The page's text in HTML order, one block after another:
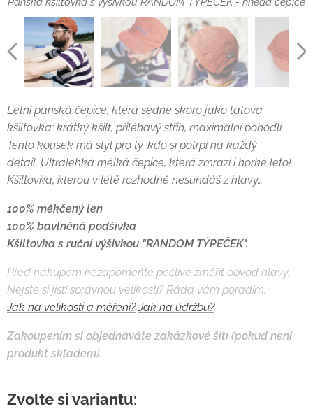
Letní pánská čepice, která sedne skoro jako tátova
kšiltovka: krátký kšilt, přiléhavý střih, maximální pohodlí.
Tento kousek má styl pro ty, kdo si potrpí na každý
detail. Ultralehká mělká čepice, která zmrazí i horké léto!
Kšiltovka, kterou v létě rozhodně nesundáš z hlavy…
100% měkčený len
100% bavlněná podšívka
Kšiltovka s ruční výšivkou "RANDOM TÝPEČEK".
Před nákupem nezapomeňte pečlivě změřit obvod hlavy.
Nejste si jistí správnou velikostí? Ráda vám poradím.
Jak na velikosti a měření? Jak na údržbu?
Zakoupením si objednáváte zakázkové šití (pokud není
produkt skladem).
Zvolte si variantu: